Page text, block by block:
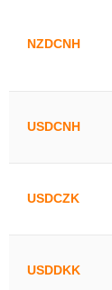
NZDCNH
USDCNH
USDCZK
USDDKK